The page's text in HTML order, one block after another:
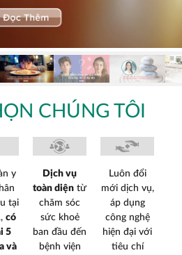
TRƯỞNG CHO TRẺ NHỎ
KHƠI
HỒI SỨC HÔ HẤP TUẦN
BẢN
TRỌN GÓI
CHÚNG TÔI
y
tại
có
5
và
Dịch vụ
toàn diện từ
chăm sóc
sức khoẻ
ban đầu đến
bệnh viện
Luôn đổi
mới dịch vụ,
áp dụng
công nghệ
hiện đại với
tiêu chí